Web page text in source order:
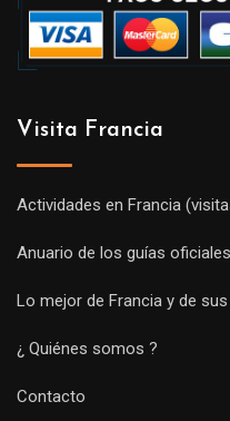
Visita Francia
Actividades en Francia
Anuario de los guías
Lo mejor de Francia y de
¿ Quiénes somos ?
Contacto